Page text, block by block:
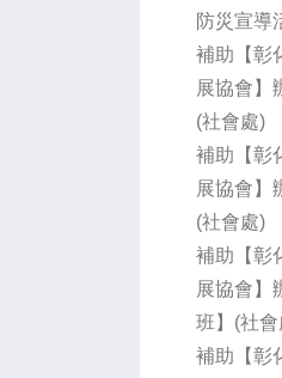
防災宣導
補助【彰
展協會】
(社會處)
補助【彰
展協會】
(社會處)
補助【彰
展協會】
班】(社會
補助【彰